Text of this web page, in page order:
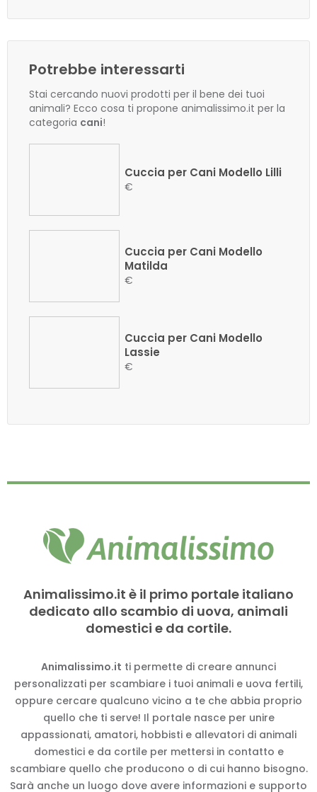
Potrebbe interessarti
Stai cercando nuovi prodotti per il bene dei tuoi
animali? Ecco cosa ti propone animalissimo.it per la
categoria cani!
Cuccia per Cani Modello Lilli
€
Cuccia per Cani Modello
Matilda
€
Cuccia per Cani Modello
Lassie
€
Animalissimo.it è il primo portale italiano
dedicato allo scambio di uova, animali
domestici e da cortile.
Animalissimo.it ti permette di creare annunci
personalizzati per scambiare i tuoi animali e uova fertili,
oppure cercare qualcuno vicino a te che abbia proprio
quello che ti serve! Il portale nasce per unire
appassionati, amatori, hobbisti e allevatori di animali
domestici e da cortile per mettersi in contatto e
scambiare quello che producono o di cui hanno bisogno.
Sarà anche un luogo dove avere informazioni e supporto